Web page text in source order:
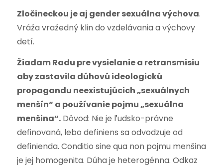
Zločineckou je aj gender sexuálna výchova.
Vráža vražedný klin do vzdelávania a výchovy
detí.
Žiadam Radu pre vysielanie a retransmisiu
aby zastavila dúhovú ideologickú
propagandu neexistujúcich „sexuálnych
menšín“ a používanie pojmu „sexuálna
menšina“.Dôvod: Nie je ľudsko-právne
definovaná, lebo definiens sa odvodzuje od
definienda. Conditio sine qua non pojmu menšina
je jej homogenita. Dúha je heterogénna. Odkaz